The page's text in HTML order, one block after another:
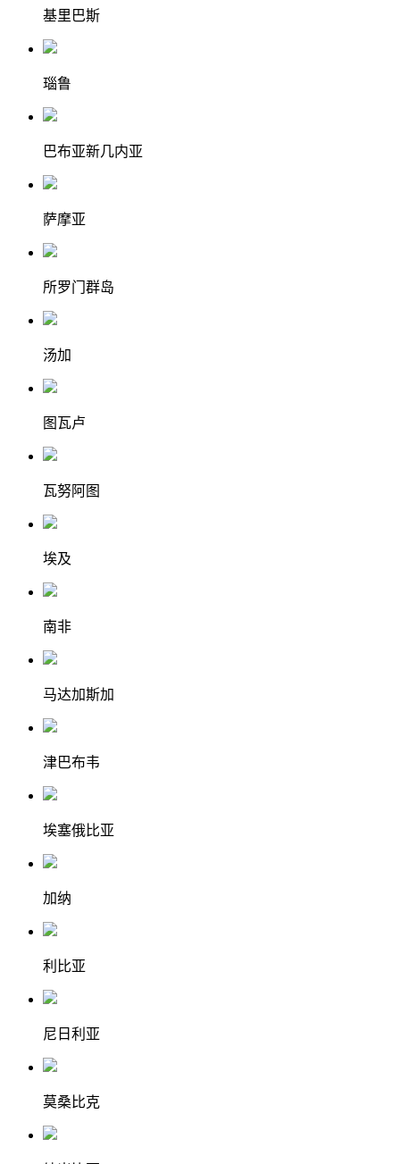
基里巴斯
瑙鲁
巴布亚新几内亚
萨摩亚
所罗门群岛
汤加
图瓦卢
瓦努阿图
埃及
南非
马达加斯加
津巴布韦
埃塞俄比亚
加纳
利比亚
尼日利亚
莫桑比克